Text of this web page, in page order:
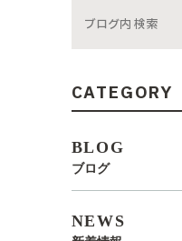
CATEGORY
BLOG
ブログ
NEWS